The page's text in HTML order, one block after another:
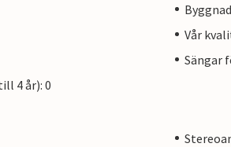
Vår
Sängar
4 år): 0